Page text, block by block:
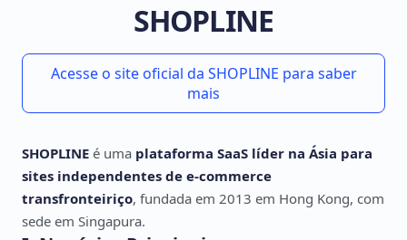
SHOPLINE
Acesse o site oficial da SHOPLINE para saber
mais
SHOPLINE é uma plataforma SaaS líder na Ásia para
sites independentes de e-commerce
transfronteiriço, fundada em 2013 em Hong Kong, com
sede em Singapura.